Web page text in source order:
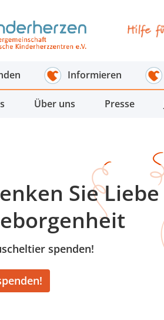
Informieren
Über uns Presse
Sie Liebe
spenden!